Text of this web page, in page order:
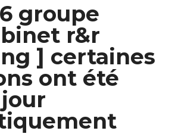
groupe
r&r
] certaines
ont été